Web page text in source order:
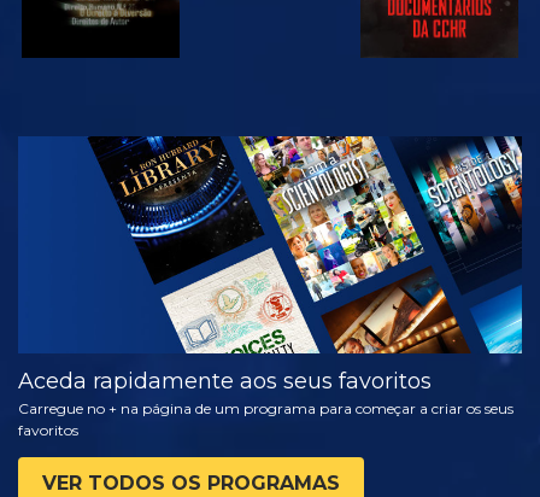
VER
EXPLORAR A
SÉRIE
Aceda rapidamente aos seus favoritos
Carregue no + na página de um programa para começar a criar os seus
favoritos
VER TODOS OS PROGRAMAS